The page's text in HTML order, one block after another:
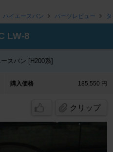
ハイエースバン パーツレビュー
LW-8
スバン [H200系]
購入価格 185,550 円
クリップ